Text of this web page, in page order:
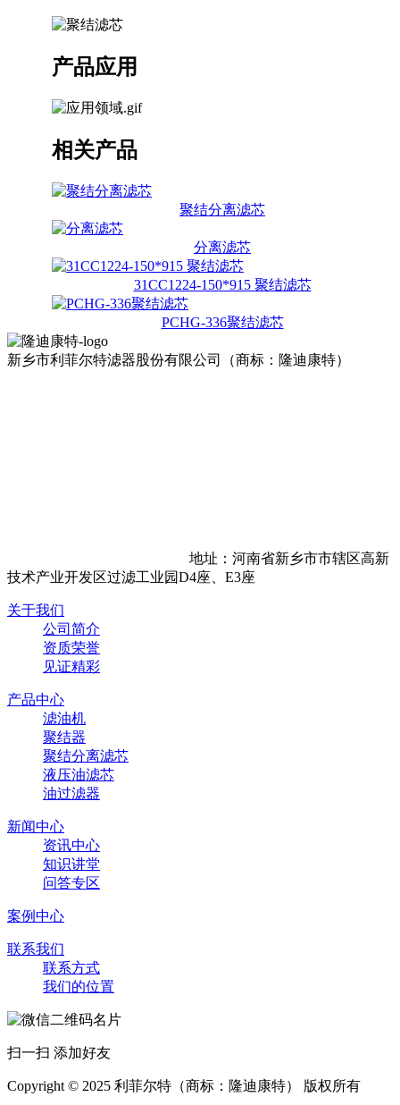
产品应用
相关产品
聚结分离滤芯
分离滤芯
31CC1224-150*915 聚结滤芯
PCHG-336聚结滤芯
新乡市利菲尔特滤器股份有限公司（商标：隆迪康特）
地址：河南省新乡市市辖区高新
技术产业开发区过滤工业园D4座、E3座
关于我们
公司简介
资质荣誉
见证精彩
产品中心
滤油机
聚结器
聚结分离滤芯
液压油滤芯
油过滤器
新闻中心
资讯中心
知识讲堂
问答专区
案例中心
联系我们
联系方式
我们的位置
扫一扫 添加好友
Copyright © 2025 利菲尔特（商标：隆迪康特） 版权所有